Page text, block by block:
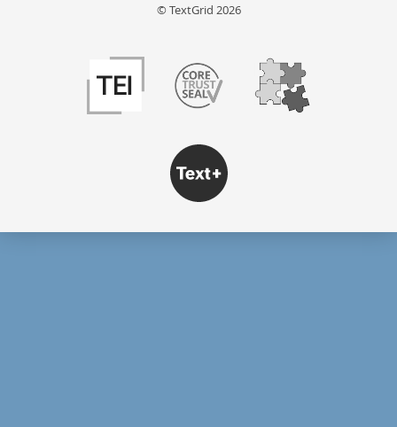
© TextGrid 2026